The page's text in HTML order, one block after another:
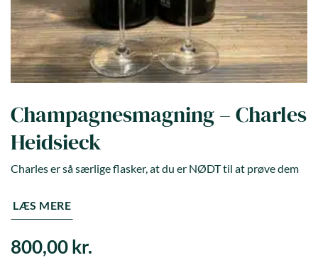
Champagnesmagning – Charles
Heidsieck
Charles er så særlige flasker, at du er NØDT til at prøve dem
LÆS MERE
800,00kr.